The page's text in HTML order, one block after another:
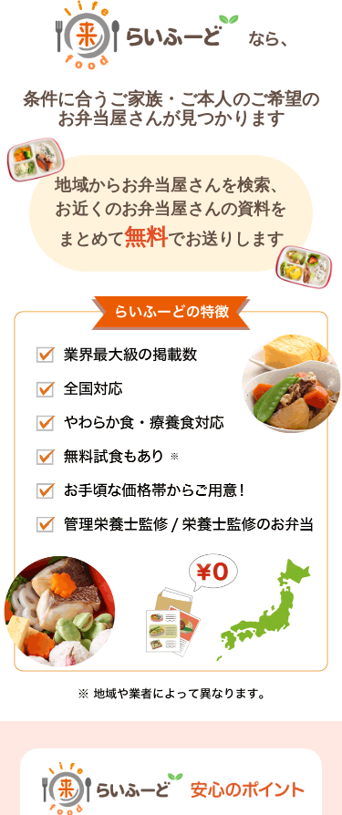
条件に合うご家族・ご本人のご希望の
お弁当屋さんが見つかります
地域からお弁当屋さんを検索、
お近くのお弁当屋さんの資料を
まとめて無料でお送りします